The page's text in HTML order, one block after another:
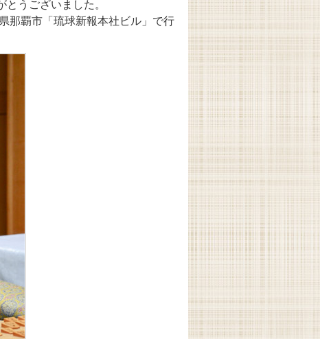
うございました。
那覇市「琉球新報本社ビル」で行